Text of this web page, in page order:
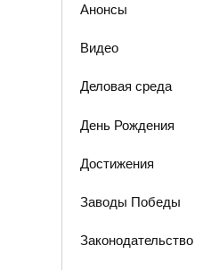
Анонсы
Видео
Деловая среда
День Рождения
Достижения
Заводы Победы
Законодательство